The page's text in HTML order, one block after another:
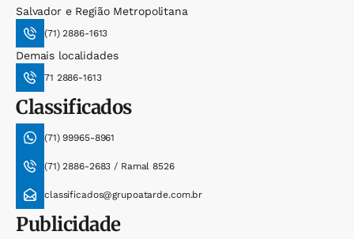
Salvador e Região Metropolitana
(71) 2886-1613
Demais localidades
71 2886-1613
Classificados
(71) 99965-8961
(71) 2886-2683 / Ramal 8526
classificados@grupoatarde.com.br
Publicidade